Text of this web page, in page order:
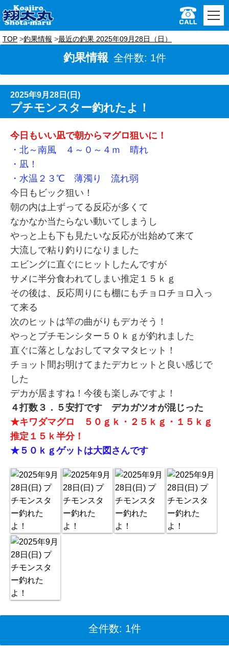
TOP 釣果情報 最近の釣果 2025年09月28日（日）
釣果情報 全件数: 1件
2025年9月28日(日)
プチモンスター釣れたよ！
今日もいい凪で朝からマグロ狙いに！
・北～南風 ４～０～４ｍ 晴れ
・凪！
・水温２３℃ 薄濁り 流れ弱
今日もビック狙い！
朝の内は上ずってる反応が多くて
なかなか当たらない動いてしまうし
やっと上も下も見たいな反応が出始めて来て
大流しで粘り釣りになりました
エビングに直ぐにヒットしたんですが
サメに半分食われてしまい推定１５ｋｇ
その後は、反応周りにも棚にもチョロチョロ入っ
て来る
次のヒットは竿の曲がりもデカそう！
やっとプチモンシター５０ｋｇが釣れました
直ぐに落としなおしてマタマタヒット！
チョット間お明けてまたデカヒットと良い感じで
した
デカが居ますね！今後も楽しみですよ！
４打数３．５安打です デカガツオが混じった
★キワダマグロ ５０ｇｋ・２５ｋｇ・１５ｋｇ
推定１５ｋ半分！
★５０ｋｇゲットは大図さんです
全件数: 1件